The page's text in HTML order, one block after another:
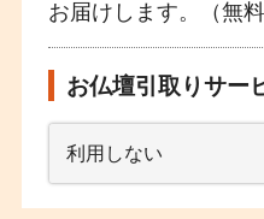
お届けします。（無料
お仏壇引取りサー